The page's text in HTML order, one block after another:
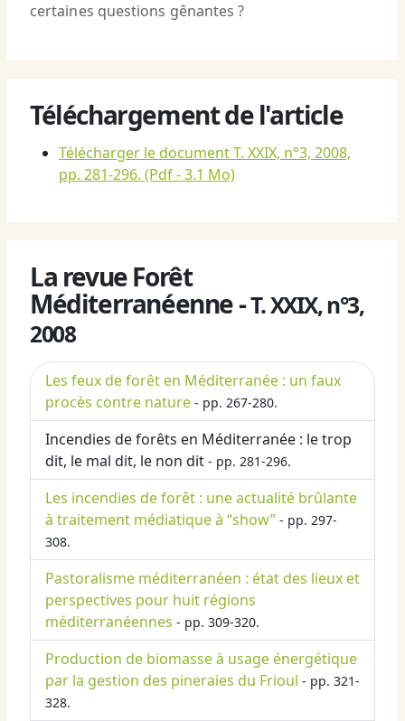
certaines questions gênantes ?
Téléchargement de l'article
Télécharger le document T. XXIX, n°3, 2008,
pp. 281-296. (Pdf - 3.1 Mo)
La revue Forêt
Méditerranéenne -T. XXIX, n°3,
2008
Les feux de forêt en Méditerranée : un faux
procès contre nature - pp. 267-280.
Incendies de forêts en Méditerranée : le trop
dit, le mal dit, le non dit - pp. 281-296.
Les incendies de forêt : une actualité brûlante
à traitement médiatique à “show” - pp. 297-
308.
Pastoralisme méditerranéen : état des lieux et
perspectives pour huit régions
méditerranéennes - pp. 309-320.
Production de biomasse à usage énergétique
par la gestion des pineraies du Frioul - pp. 321-
328.